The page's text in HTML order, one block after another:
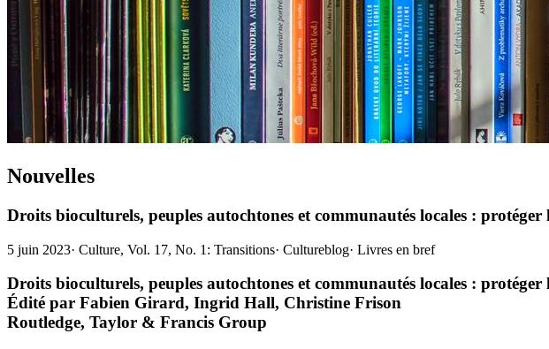
Nouvelles
Droits bioculturels, peuples autochtones et communautés locales :
5 juin 2023· Culture, Vol. 17, No. 1: Transitions· Cultureblog· Livres en bref
Droits bioculturels, peuples autochtones et communautés locales :
Édité par Fabien Girard, Ingrid Hall, Christine Frison
Routledge, Taylor & Francis Group